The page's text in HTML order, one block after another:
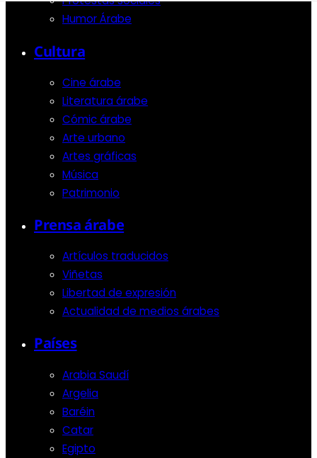
Humor Árabe
Cultura
Cine árabe
Literatura árabe
Cómic árabe
Arte urbano
Artes gráficas
Música
Patrimonio
Prensa árabe
Artículos traducidos
Viñetas
Libertad de expresión
Actualidad de medios árabes
Países
Arabia Saudí
Argelia
Baréin
Catar
Egipto